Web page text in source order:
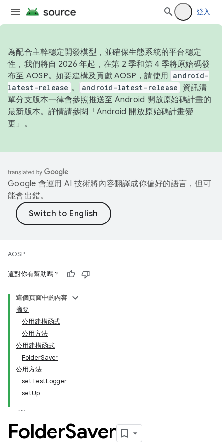
登入
為配合主幹穩定開發模型，並確保生態系統的平台穩定
性，我們將自 2026 年起，在第 2 季和第 4 季將原始碼發
布至 AOSP。如要建構及貢獻 AOSP，請使用 android-
latest-release 。 android-latest-release
資訊清
單分支版本一律會參照推送至 Android 開放原始碼計畫的
最新版本。詳情請參閱「 Android 開放原始碼計畫變
更 」。
Google 會運用 AI 技術將內容翻譯成你偏好的語言，但可
能會出錯。
AOSP
這對你有幫助嗎？
這個頁面中的內容
摘要
公用建構函式
公用方法
公用建構函式
FolderSaver
公用方法
setTestLogger
setUp
FolderSaver